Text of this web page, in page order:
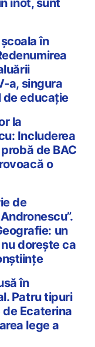
înot, sunt
în
a, singura
de educaţie
la
Includerea
de BAC
o
de
un
doreşte ca
în
Patru tipuri
Ecaterina
lege a